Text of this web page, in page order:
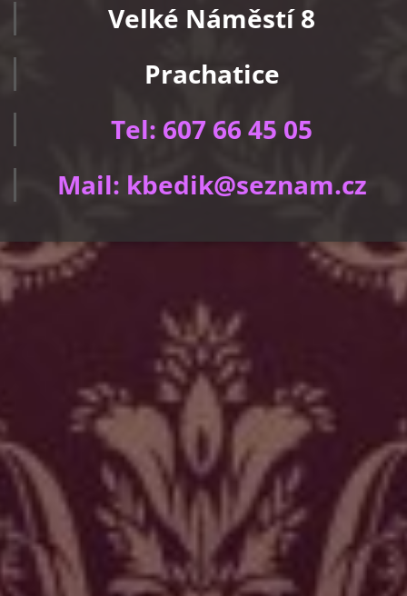
Velké Náměstí 8
Prachatice
Tel: 607 66 45 05
Mail: kbedik@seznam.cz